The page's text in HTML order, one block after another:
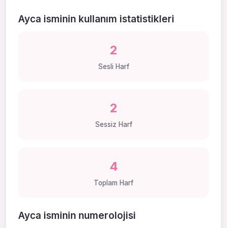
Ayca isminin kullanım istatistikleri
2
Sesli Harf
2
Sessiz Harf
4
Toplam Harf
Ayca isminin numerolojisi